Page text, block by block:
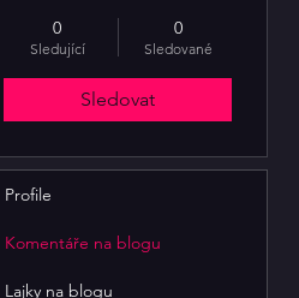
0
Sledující
0
Sledované
Sledovat
Profile
Komentáře na blogu
Lajky na blogu